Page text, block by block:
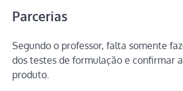
Parcerias
Segundo o professor, falta somente
dos testes de formulação e confirmar
produto.